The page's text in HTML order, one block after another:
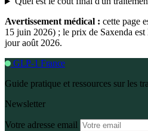
Avertissement médical : cette page
15 juin 2026) ; le prix de Saxenda
jour août 2026.
GLP-1 France
Guide pratique et ressources sur les
Newsletter
Votre adresse email